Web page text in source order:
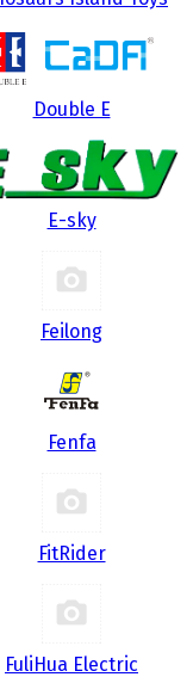
Double E
E-sky
Feilong
Fenfa
FitRider
FuliHua Electric